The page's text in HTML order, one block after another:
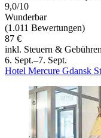
9,0/10
Wunderbar
(1.011 Bewertungen)
87 €
inkl. Steuern & Gebühren
6. Sept.–7. Sept.
Hotel Mercure Gdansk